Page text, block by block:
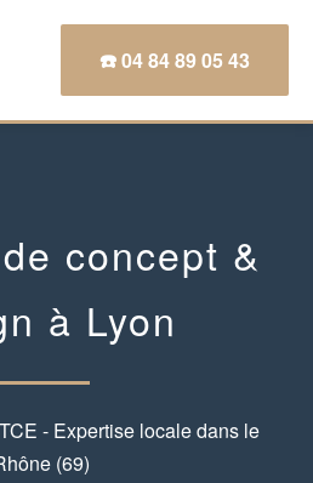
☎️ 04 84 89 05 43
concept &
à Lyon
- Expertise locale dans le
(69)